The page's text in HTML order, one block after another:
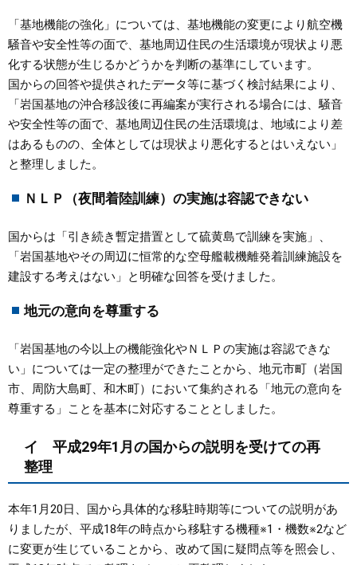
「基地機能の強化」については、基地機能の変更により航空機
騒音や安全性等の面で、基地周辺住民の生活環境が現状より悪
化する状態が生じるかどうかを判断の基準にしています。
国からの回答や提供されたデータ等に基づく検討結果により、
「岩国基地の沖合移設後に再編案が実行される場合には、騒音
や安全性等の面で、基地周辺住民の生活環境は、地域により差
はあるものの、全体としては現状より悪化するとはいえない」
と整理しました。
ＮＬＰ（夜間着陸訓練）の実施は容認できない
国からは「引き続き暫定措置として硫黄島で訓練を実施」、
「岩国基地やその周辺に恒常的な空母艦載機離発着訓練施設を
建設する考えはない」と明確な回答を受けました。
地元の意向を尊重する
「岩国基地の今以上の機能強化やＮＬＰの実施は容認できな
い」については一定の整理ができたことから、地元市町（岩国
市、周防大島町、和木町）において集約される「地元の意向を
尊重する」ことを基本に対応することとしました。
イ 平成29年1月の国からの説明を受けての再
整理
本年1月20日、国から具体的な移駐時期等についての説明があ
りましたが、平成18年の時点から移駐する機種※1・機数※2など
に変更が生じていることから、改めて国に疑問点等を照会し、